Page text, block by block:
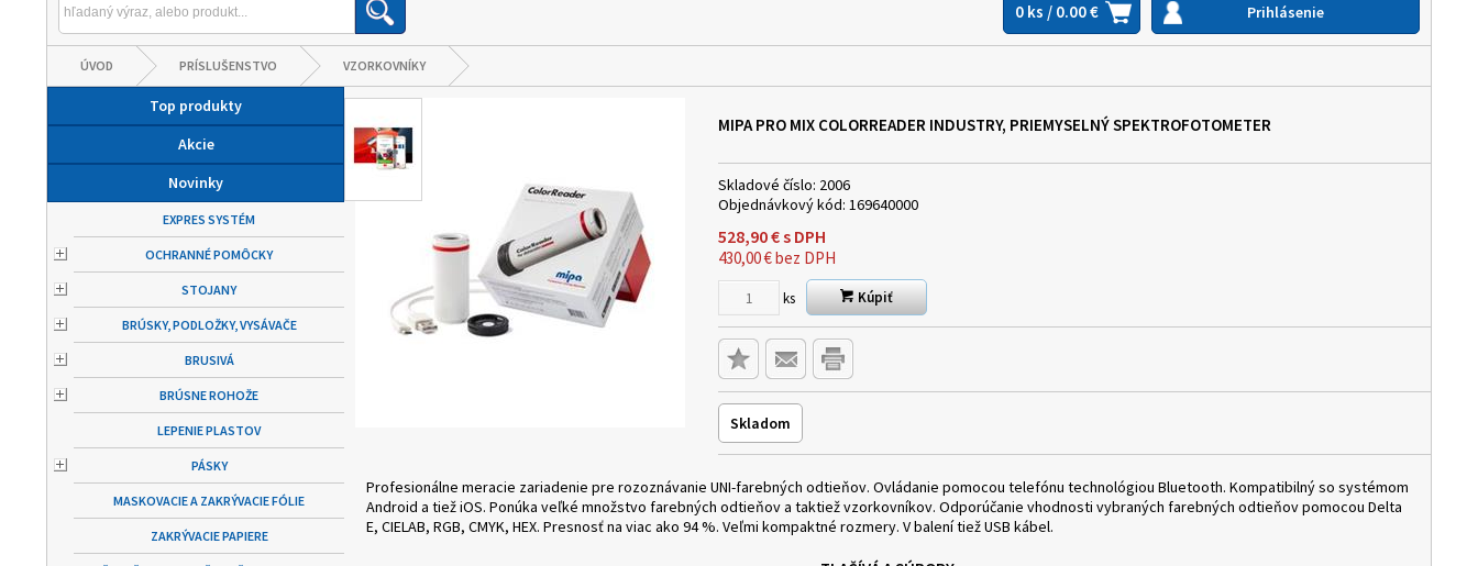
0 ks / 0.00 € Prihlásenie
ÚVOD PRÍSLUŠENSTVO VZORKOVNÍKY
Top produkty
Akcie
Novinky
EXPRES SYSTÉM
OCHRANNÉ POMÔCKY
STOJANY
BRÚSKY, PODLOŽKY, VYSÁVAČE
BRUSIVÁ
BRÚSNE ROHOŽE
LEPENIE PLASTOV
PÁSKY
MASKOVACIE A ZAKRÝVACIE FÓLIE
ZAKRÝVACIE PAPIERE
MIPA PRO MIX COLORREADER INDUSTRY, PRIEMYSELNÝ SPEKTROFOTOMETER
Skladové číslo: 2006
Objednávkový kód: 169640000
528,90€s DPH
430,00€bez DPH
ks Kúpiť
Skladom
Profesionálne meracie zariadenie pre rozoznávanie UNI-farebných odtieňov. Ovládanie pomocou telefónu technológiou Bluetooth. Kompatibilný so systémom
Android a tiež iOS. Ponúka veľké množstvo farebných odtieňov a taktiež vzorkovníkov. Odporúčanie vhodnosti vybraných farebných odtieňov pomocou Delta
E, CIELAB, RGB, CMYK, HEX. Presnosť na viac ako 94 %. Veľmi kompaktné rozmery. V balení tiež USB kábel.